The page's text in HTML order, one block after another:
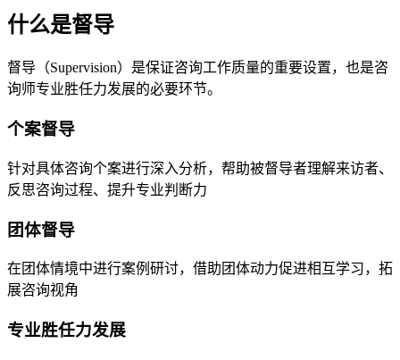
什么是督导
督导（Supervision）是保证咨询工作质量的重要设置，也是咨
询师专业胜任力发展的必要环节。
个案督导
针对具体咨询个案进行深入分析，帮助被督导者理解来访者、
反思咨询过程、提升专业判断力
团体督导
在团体情境中进行案例研讨，借助团体动力促进相互学习，拓
展咨询视角
专业胜任力发展